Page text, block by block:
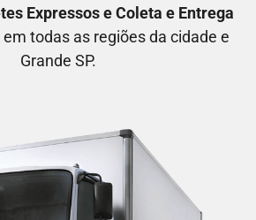
Expressose Coleta e Entrega
em todas as regiões da cidade e
Grande SP.